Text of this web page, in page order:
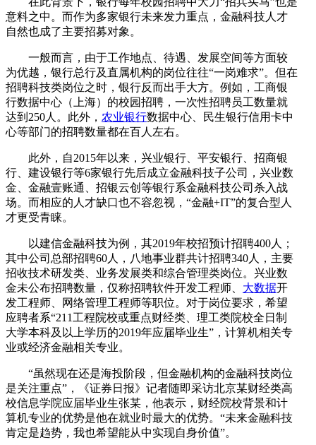
意料之中。而作为多家银行未来发力重点，金融科技人才
自然也成了主要招募对象。
一般而言，由于工作地点、待遇、发展空间等方面较
为优越，银行总行及直属机构的岗位往往“一岗难求”。但在
招聘科技类岗位之时，银行反而出手大方。例如，工商银
行数据中心（上海）的校园招聘，一次性招聘员工数量就
达到250人。此外， 农业银行数据中心、民生银行信用卡中
心等部门的招聘数量都在百人左右。
此外，自2015年以来，兴业银行、平安银行、招商银
行、建设银行等6家银行先后成立金融科技子公司，兴业数
金、金融壹账通、招银云创等银行系金融科技公司杀入战
场。而相应的人才缺口也不容忽视，“金融+IT”的复合型人
才更受青睐。
以建信金融科技为例，其2019年校招预计招聘400人；
其中公司总部招聘60人，八地事业群共计招聘340人，主要
招收技术研发类、业务发展类和综合管理类岗位。兴业数
金未公布招聘数量，仅称招聘软件开发工程师、 大数据开
发工程师、网络管理工程师等职位。对于岗位要求，希望
应聘者系“211工程院校或重点财经类、理工类院校全日制
大学本科及以上学历的2019年应届毕业生”，计算机相关专
业或经济金融相关专业。
“虽然现在还是海投阶段，但金融机构的金融科技岗位
是关注重点”，《证券日报》记者随即采访北京某财经类高
校信息学院应届毕业生张某，他表示，财经院校背景和计
算机专业的优势是他在就业时最大的优势。“未来金融科技
肯定是趋势，我也希望能从中实现自身价值”。